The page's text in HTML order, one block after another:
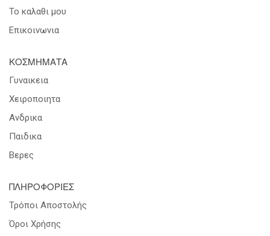
Το καλαθι μου
Επικοινωνια
ΚΟΣΜΗΜΑΤΑ
Γυναικεια
Χειροποιητα
Ανδρικα
Παιδικα
Βερες
ΠΛΗΡΟΦΟΡΙΕΣ
Τρόποι Αποστολής
Όροι Χρήσης